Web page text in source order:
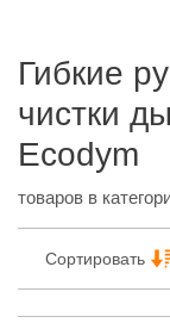
Гибкие
чистки
Ecodym
товаров в
Сортировать